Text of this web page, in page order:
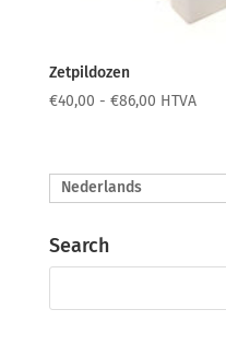
Zetpildozen
€40,00 - €86,00Prijsklasse:
€86,00
HTVA
Nederlands
Search